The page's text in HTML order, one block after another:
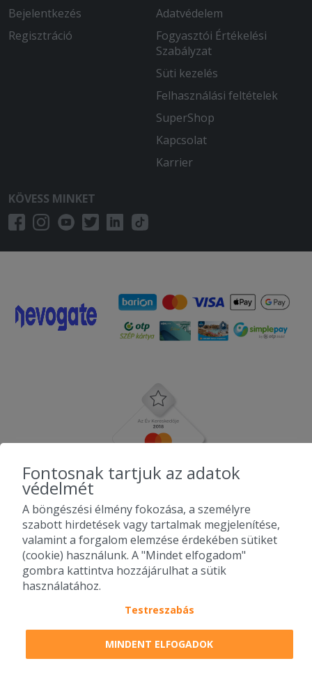
Bejelentkezés
Regisztráció
Adatvédelem
Fogyasztói Értékelési
Szabályzat
Süti kezelés
Felhasználási feltételek
SuperShop
Kapcsolat
Karrier
KÖVESS MINKET
2010-2026 Copyright - Falatozz.hu - Diston-line Kft.
Pizza, gyros, hamburger, menük kedvező áron, egy helyen az összes
étterem ajánlata.
Fontosnak tartjuk az adatok
védelmét
A böngészési élmény fokozása, a személyre
szabott hirdetések vagy tartalmak megjelenítése,
valamint a forgalom elemzése érdekében sütiket
(cookie) használunk. A "Mindet elfogadom"
gombra kattintva hozzájárulhat a sütik
használatához.
Testreszabás
MINDENT ELFOGADOK